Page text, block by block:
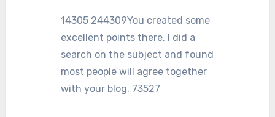
14305 244309You created some
excellent points there. I did a
search on the subject and found
most people will agree together
with your blog. 73527